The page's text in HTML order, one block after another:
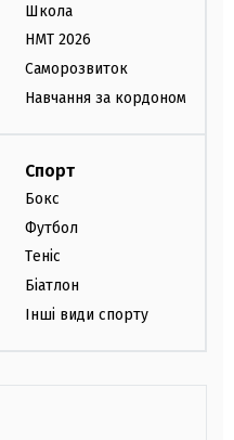
Школа
НМТ 2026
Саморозвиток
Навчання за кордоном
Спорт
Бокс
Футбол
Теніс
Біатлон
Інші види спорту